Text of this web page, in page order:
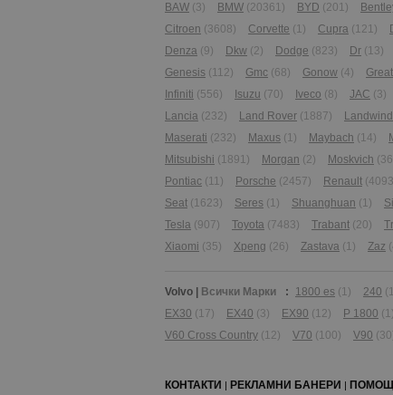
BAW (3) BMW (20361) BYD (201)
Citroen (3608) Corvette (1) Cupra (121)
Denza (9) Dkw (2) Dodge (823) Dr (13)
Genesis (112) Gmc (68) Gonow (4) Great
Infiniti (556) Isuzu (70) Iveco (8) JAC (3)
Lancia (232) Land Rover (1887) Landwind
Maserati (232) Maxus (1) Maybach (14)
Mitsubishi (1891) Morgan (2) Moskvich
Pontiac (11) Porsche (2457) Renault
Seat (1623) Seres (1) Shuanghuan (1)
Tesla (907) Toyota (7483) Trabant (20)
Xiaomi (35) Xpeng (26) Zastava (1) Zaz
Volvo Всички Марки : 1800 es (1) 240
EX30 (17) EX40 (3) EX90 (12) P 1800 (1)
V60 Cross Country (12) V70 (100) V90
КОНТАКТИ
РЕКЛАМНИ БАНЕРИ ПОМОЩ